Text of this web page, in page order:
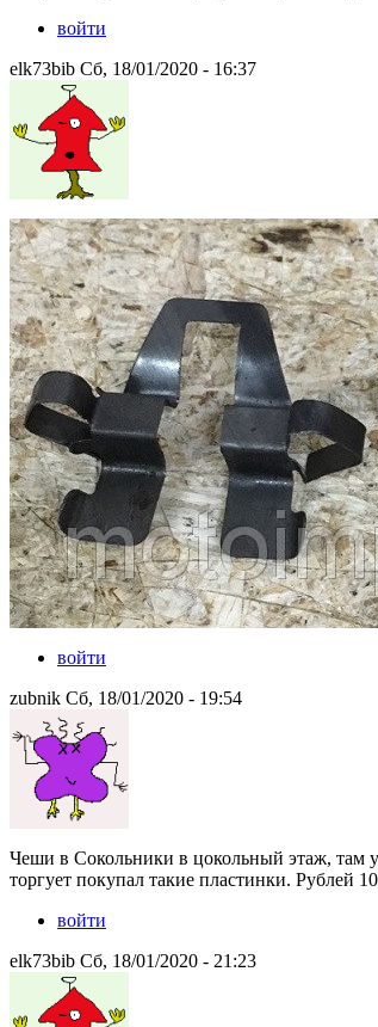
войти
elk73bib Сб, 18/01/2020 - 16:37
войти
zubnik Сб, 18/01/2020 - 19:54
Чеши в Сокольники в цокольный этаж, там
торгует покупал такие пластинки. Рублей
войти
elk73bib Сб, 18/01/2020 - 21:23